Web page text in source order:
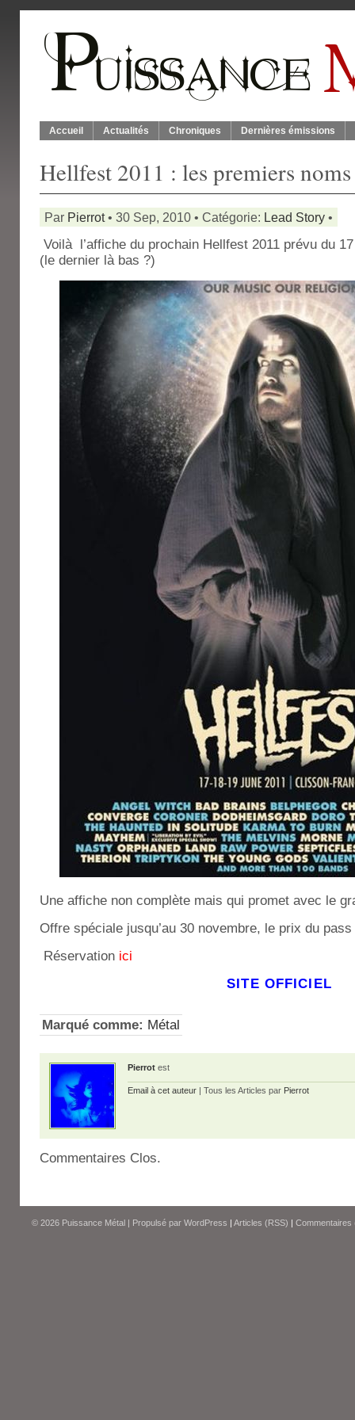
Accueil Actualités Chroniques Dernières émissions
Hellfest 2011 : les premiers noms
Par Pierrot• 30 Sep, 2010 • Catégorie: Lead Story •
Voilà l’affiche du prochain Hellfest 2011 prévu du
(le dernier là bas ?)
Une affiche non complète mais qui promet avec le
Offre spéciale jusqu’au 30 novembre, le prix du
Réservation ici
SITE OFFICIEL
Marqué comme: Métal
Pierrot est
Email à cet auteur | Tous les Articles par Pierrot
Commentaires Clos.
© 2026 Puissance Métal | Propulsé par WordPress | Articles (RSS) | Commentaires